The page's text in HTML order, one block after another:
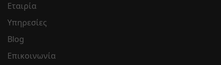
Εταιρία
Υπηρεσίες
Blog
Επικοινωνία